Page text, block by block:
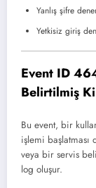
Yanlış şifre
Yetkisiz giriş
Event ID
Belirtilmiş
Bu event, bir
işlemi
veya bir servis
log oluşur.